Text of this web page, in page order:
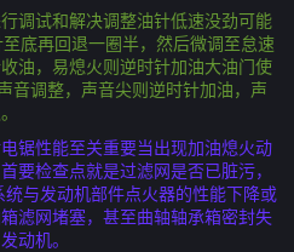
调试和解决调整油针低速没劲可能
底再回退一圈半，然后微调至怠速
油，易熄火则逆时针加油大油门使
音调整，声音尖则逆时针加油，声
锯性能至关重要当出现加油熄火动
要检查点就是过滤网是否已脏污，
与发动机部件点火器的性能下降或
滤网堵塞，甚至曲轴轴承箱密封失
动机。